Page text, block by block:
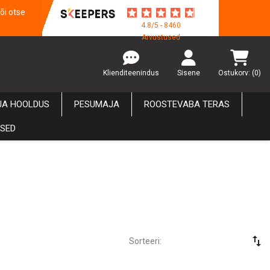
otse
4.8/5 - 8460
Arvustused
Klienditeenindus Sisene Ostukorv: (0)
HOOLDUS PESUMAJA ROOSTEVABA TERAS
Sorteeri: swap_vert